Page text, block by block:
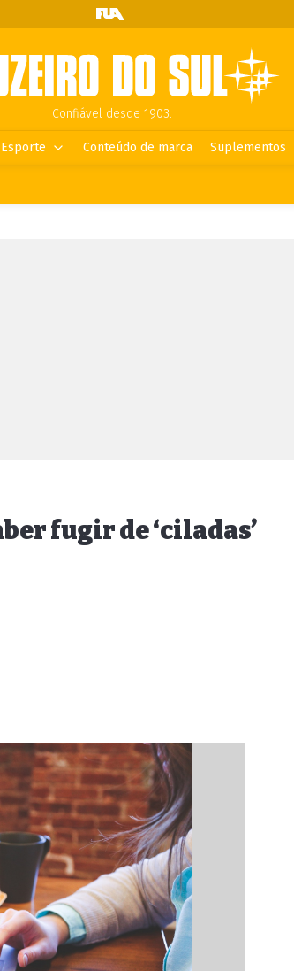
Confiável desde 1903.
Esporte Conteúdo de marca Suplementos
fugir de ‘ciladas’